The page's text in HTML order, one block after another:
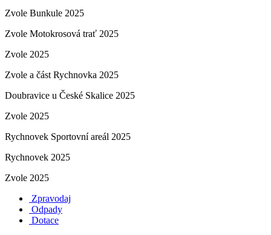
Zvole Bunkule 2025
Zvole Motokrosová trať 2025
Zvole 2025
Zvole a část Rychnovka 2025
Doubravice u České Skalice 2025
Zvole 2025
Rychnovek Sportovní areál 2025
Rychnovek 2025
Zvole 2025
Zpravodaj
Odpady
Dotace